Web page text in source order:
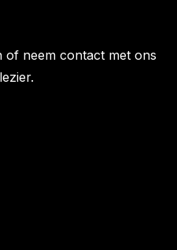
of neem contact met ons